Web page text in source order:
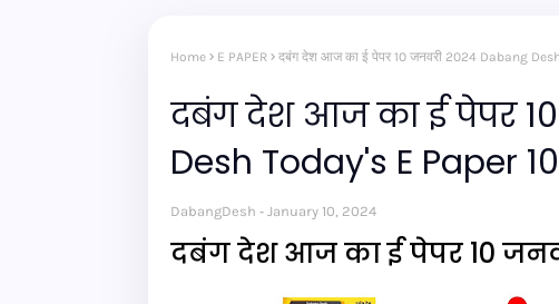
Home E PAPER दबंग देश आज का ई पेपर 10 जनवरी 2024 Dabang
दबंग देश आज का ई पेपर
Desh Today's E Paper
DabangDesh January 10, 2024
दबंग देश आज का ई पेपर 10